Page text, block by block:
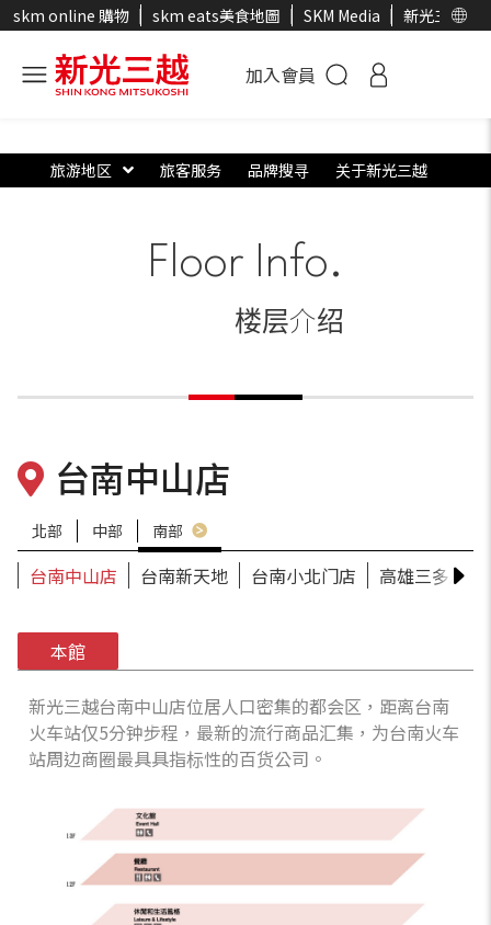
skm online 購物 skm eats美食地圖 SKM Media 新光三越官
加入會員
旅游地区 旅客服务 品牌搜寻 关于新光三越
Floor Info.
楼层介绍
台南中山店
北部 中部 南部
台南中山店 台南新天地 台南小北门店 高雄三多店
本館
新光三越台南中山店位居人口密集的都会区，距离台南
火车站仅5分钟步程，最新的流行商品汇集，为台南火车
站周边商圈最具具指标性的百货公司。